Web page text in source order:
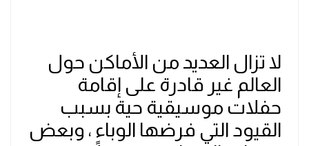
لا تزال العديد من الأماكن حول
العالم غير قادرة على إقامة
حفلات موسيقية حية بسبب
القيود التي فرضها الوباء ، وبعض